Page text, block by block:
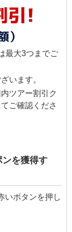
最大3つまでご
います。
ツアー割引ク
ご確認くださ
ンを獲得す
いボタンを押し